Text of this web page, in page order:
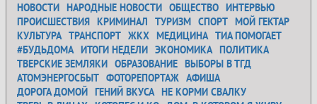
НОВОСТИ НАРОДНЫЕ НОВОСТИ ОБЩЕСТВО ИНТЕРВЬЮ
ПРОИСШЕСТВИЯ КРИМИНАЛ ТУРИЗМ СПОРТ МОЙ ГЕКТАР
КУЛЬТУРА ТРАНСПОРТ ЖКХ МЕДИЦИНА ТИА ПОМОГАЕТ
#БУДЬДОМА ИТОГИ НЕДЕЛИ ЭКОНОМИКА ПОЛИТИКА
ТВЕРСКИЕ ЗЕМЛЯКИ ОБРАЗОВАНИЕ ВЫБОРЫ В ТГД
АТОМЭНЕРГОСБЫТ ФОТОРЕПОРТАЖ АФИША
ДОРОГА ДОМОЙ ГЕНИЙ ВКУСА НЕ КОРМИ СВАЛКУ